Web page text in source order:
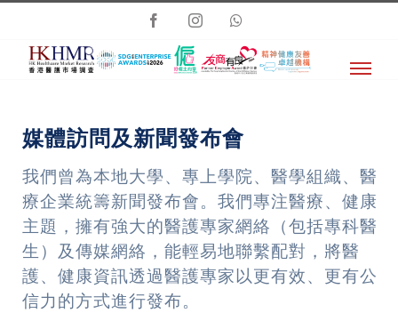
Skip
content
FacebookInstagram
媒體訪問及新聞發布會
我們曾為本地大學、專上學院、醫學組織、醫
療企業統籌新聞發布會。我們專注醫療、健康
主題，擁有強大的醫護專家網絡（包括專科醫
生）及傳媒網絡，能輕易地聯繫配對，將醫
護、健康資訊透過醫護專家以更有效、更有公
信力的方式進行發布。